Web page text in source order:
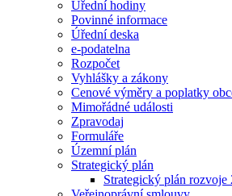
Úřední hodiny
Povinné informace
Úřední deska
e-podatelna
Rozpočet
Vyhlášky a zákony
Cenové výměry a poplatky
Mimořádné události
Zpravodaj
Formuláře
Územní plán
Strategický plán
Strategický plán rozvoje